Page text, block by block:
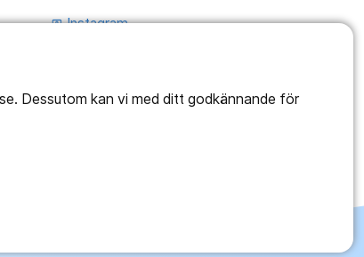
Dessutom kan vi med ditt godkännande för
portraitInstagram